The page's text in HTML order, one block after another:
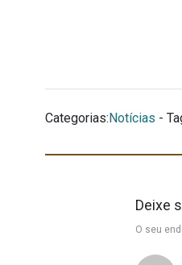
Categorias:Notícias -
Deixe
O seu